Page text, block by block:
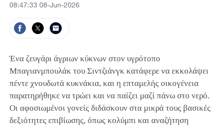
08:47:33 08-Jun-2026
Ένα ζευγάρι άγριων κύκνων στον υγρότοπο
Μπαγιανμπουλάκ του Σιντζιάνγκ κατάφερε να εκκολάψει
πέντε χνουδωτά κυκνάκια, και η επταμελής οικογένεια
παρατηρήθηκε να τρώει και να παίζει μαζί πάνω στο νερό.
Οι αφοσιωμένοι γονείς διδάσκουν στα μικρά τους βασικές
δεξιότητες επιβίωσης, όπως κολύμπι και αναζήτηση